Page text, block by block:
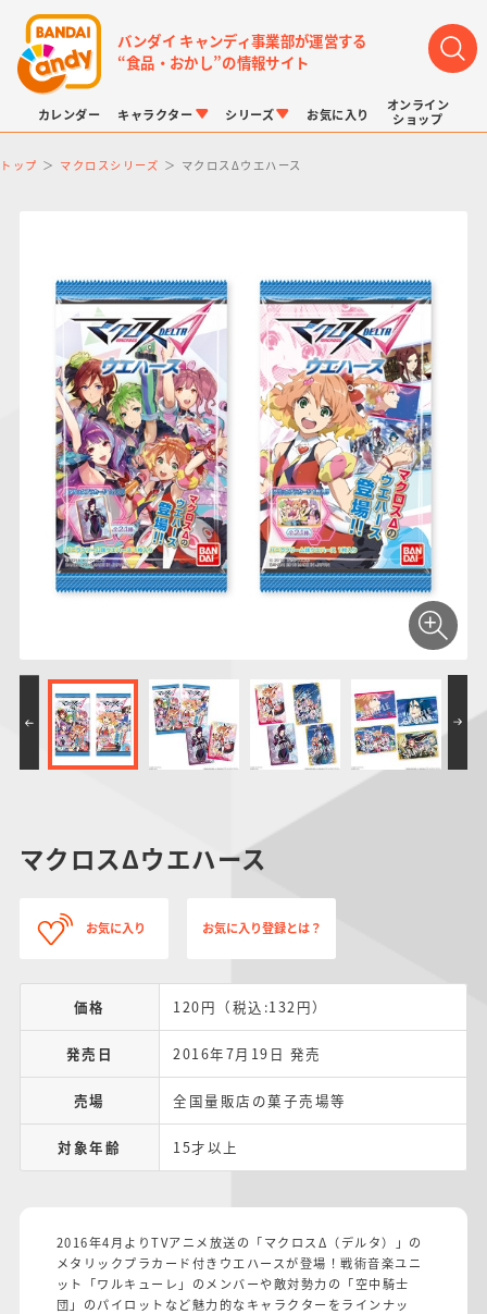
バンダイ キャンディ事業部が運営する
“食品・おかし”の情報サイト
カレンダー キャラクター
LINK TRAVELERS
仮面ライダーシリー
ズ
PROJECT R.E.D.・
スーパー戦隊シリー
ズ
プリキュアシリーズ
ガンダムシリーズ
ポケットモンスター
ドラゴンボール
アンパンマン
サンリオキャラクタ
ーズ
シリーズ
チョコボックス
キャラパキ
つりグミ
チョコサプ
にふぉるめーしょん
＆スクエアシール
SMPシリーズ
ポケモンキッズ
ポケモンスケールワ
ールド
キャラデコ
お気に入り
オンライン
ショップ
トップ マクロスシリーズ マクロスΔウエハース
マクロスΔウエハース
お気に入り お気に入り登録とは？
価格 120円（税込:132円）
発売日 2016年7月19日 発売
売場 全国量販店の菓子売場等
対象年齢 15才以上
2016年4月よりTVアニメ放送の「マクロスΔ（デルタ）」の
メタリックプラカード付きウエハースが登場！戦術音楽ユニ
ット「ワルキューレ」のメンバーや敵対勢力の「空中騎士
団」のパイロットなど魅力的なキャラクターをラインナッ